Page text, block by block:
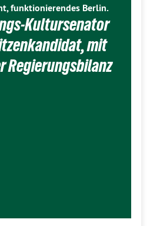
funktionierendes Berlin.
Kultursenator
mit
Regierungsbilanz